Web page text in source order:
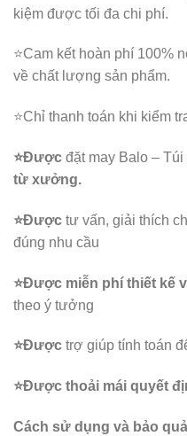
kiệm được tối đa chi phí.
⭐️Cam kết hoàn phí 100%
về chất lượng sản phẩm.
⭐️Chỉ thanh toán khi kiểm
⭐️Được đặt may Balo –
từ xưởng.
⭐️Được tư vấn, giải thích
đúng nhu cầu
⭐️Được miễn phí thiết kế
theo ý tưởng
⭐️Được trợ giúp tính toán
⭐️Được thoải mái quyết
Cách sử dụng và bảo